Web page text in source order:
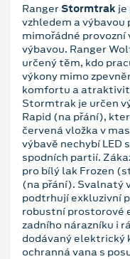
RangerStormtrak je
vzhledem a výbavou
mimořádné
výbavou. Ranger
určený těm, kdo
výkony mimo
komfortu a
Stormtrak je určen
Rapid (na přání),
červená vložka v
výbavě nechybí
spodních partií.
pro bílý lak Frozen
(na přání). Svalnatý
podtrhují exkluzivní
robustní prostorové
zadního nárazníku i
dodávaný elektrický
ochranná vana s